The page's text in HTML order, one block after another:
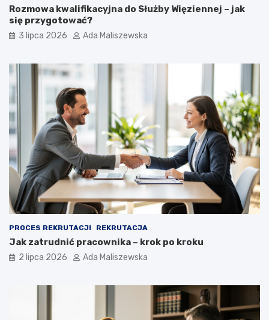
Rozmowa kwalifikacyjna do Służby Więziennej – jak
się przygotować?
3 lipca 2026 Ada Maliszewska
PROCES REKRUTACJI REKRUTACJA
Jak zatrudnić pracownika – krok po kroku
2 lipca 2026 Ada Maliszewska